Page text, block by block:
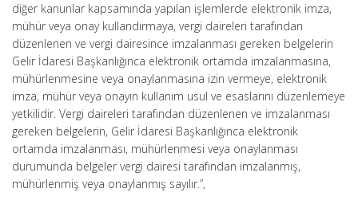
diğer kanunlar kapsamında yapılan işlemlerde elektronik imza,
mühür veya onay kullandırmaya, vergi daireleri tarafından
düzenlenen ve vergi dairesince imzalanması gereken belgelerin
Gelir İdaresi Başkanlığınca elektronik ortamda imzalanmasına,
mühürlenmesine veya onaylanmasına izin vermeye, elektronik
imza, mühür veya onayın kullanım usul ve esaslarını düzenlemeye
yetkilidir. Vergi daireleri tarafından düzenlenen ve imzalanması
gereken belgelerin, Gelir İdaresi Başkanlığınca elektronik
ortamda imzalanması, mühürlenmesi veya onaylanması
durumunda belgeler vergi dairesi tarafından imzalanmış,
mühürlenmiş veya onaylanmış sayılır.”,